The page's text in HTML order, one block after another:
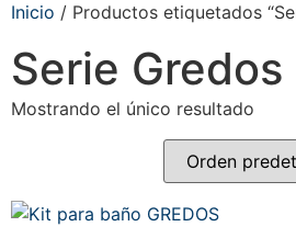
Inicio / Productos etiquetados
Serie Gredos
Mostrando el único resultado